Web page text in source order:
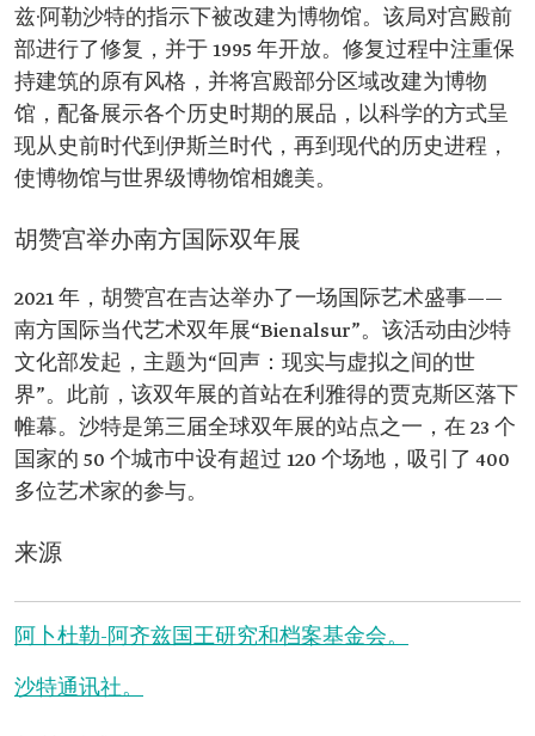
兹·阿勒沙特的指示下被改建为博物馆。该局对宫殿前
部进行了修复，并于 1995 年开放。修复过程中注重保
持建筑的原有风格，并将宫殿部分区域改建为博物
馆，配备展示各个历史时期的展品，以科学的方式呈
现从史前时代到伊斯兰时代，再到现代的历史进程，
使博物馆与世界级博物馆相媲美。
胡赞宫举办南方国际双年展
2021 年，胡赞宫在吉达举办了一场国际艺术盛事——
南方国际当代艺术双年展“Bienalsur”。该活动由沙特
文化部发起，主题为“回声：现实与虚拟之间的世
界”。此前，该双年展的首站在利雅得的贾克斯区落下
帷幕。沙特是第三届全球双年展的站点之一，在 23 个
国家的 50 个城市中设有超过 120 个场地，吸引了 400
多位艺术家的参与。
来源
阿卜杜勒-阿齐兹国王研究和档案基金会。
沙特通讯社。